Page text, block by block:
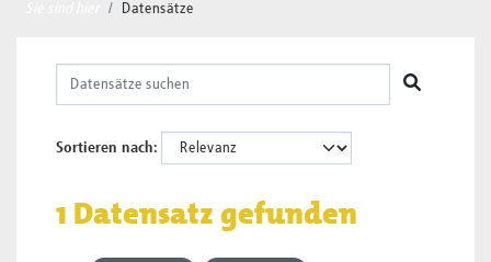
Datensätze
Sortieren nach
1 Datensatz gefunden